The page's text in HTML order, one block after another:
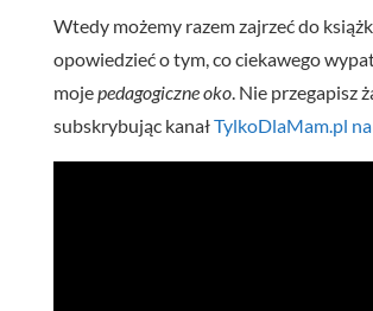
Wtedy możemy razem zajrzeć do
opowiedzieć o tym, co ciekawego
mojepedagogiczne oko. Nie przegapisz
subskrybując kanałTylkoDlaMam.pl